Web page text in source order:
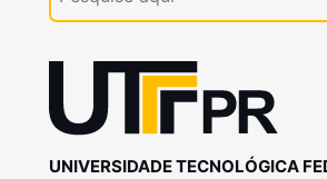
UNIVERSIDADE TECNOLÓGICA